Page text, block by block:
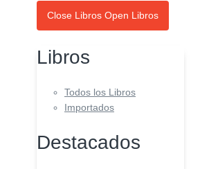
Close Libros Open Libros
Libros
Todos los Libros
Importados
Destacados